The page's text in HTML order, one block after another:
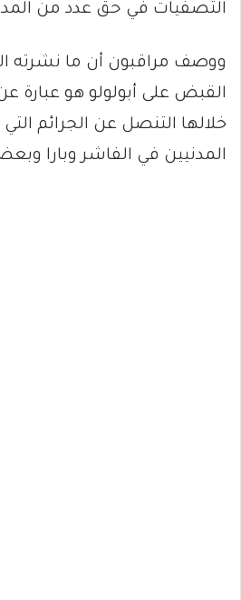
التصفيات في حق عدد من
ووصف مراقبون أن ما نشرته
القبض على أبولولو هو عبارة
خلالها التنصل عن الجرائم
المدنيين في الفاشر وبارا